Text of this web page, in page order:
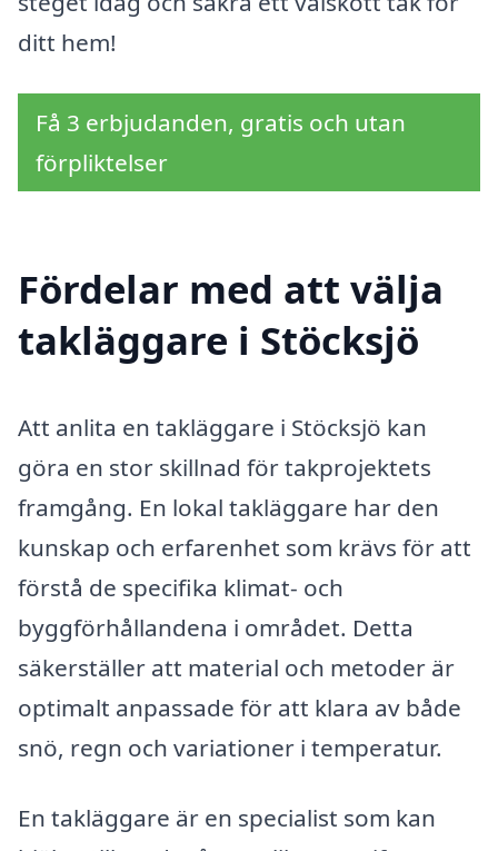
ditt hem!
Få 3 erbjudanden, gratis och utan
förpliktelser
Fördelar med att välja
takläggare i Stöcksjö
Att anlita en takläggare i Stöcksjö kan
göra en stor skillnad för takprojektets
framgång. En lokal takläggare har den
kunskap och erfarenhet som krävs för att
förstå de specifika klimat- och
byggförhållandena i området. Detta
säkerställer att material och metoder är
optimalt anpassade för att klara av både
snö, regn och variationer i temperatur.
En takläggare är en specialist som kan